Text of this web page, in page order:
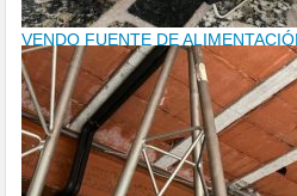
VENDO FUENTE DE